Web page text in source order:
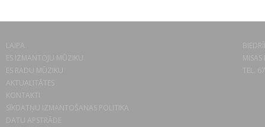
LAIPA
ES IZMANTOJU MŪZIKU
ES RADU MŪZIKU
AKTUALITĀTES
KONTAKTI
SĪKDATŅU IZMANTOŠANAS POLITIKA
DATU APSTRĀDE
TEL.